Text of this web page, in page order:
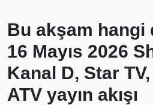
Bu akşam hangi
16 Mayıs 2026
Kanal D, Star
ATV yayın akışı